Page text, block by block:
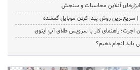
آنلاین محاسبات و سنجش
سریع‌ترین روش پیدا کردن موبایل گمشده
اجرت؛ راهنمای کار با سرویس طلای آپِ اینوی
باید انجام دهیم؟